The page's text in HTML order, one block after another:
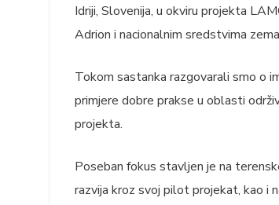
Idriji, Slovenija, u okviru projekta
Adrion i nacionalnim sredstvima
Tokom sastanka razgovarali smo o
primjere dobre prakse u oblasti
projekta.
Poseban fokus stavljen je na
razvija kroz svoj pilot projekat, kao i